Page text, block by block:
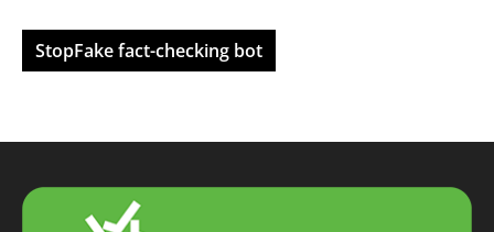
StopFake fact-checking bot